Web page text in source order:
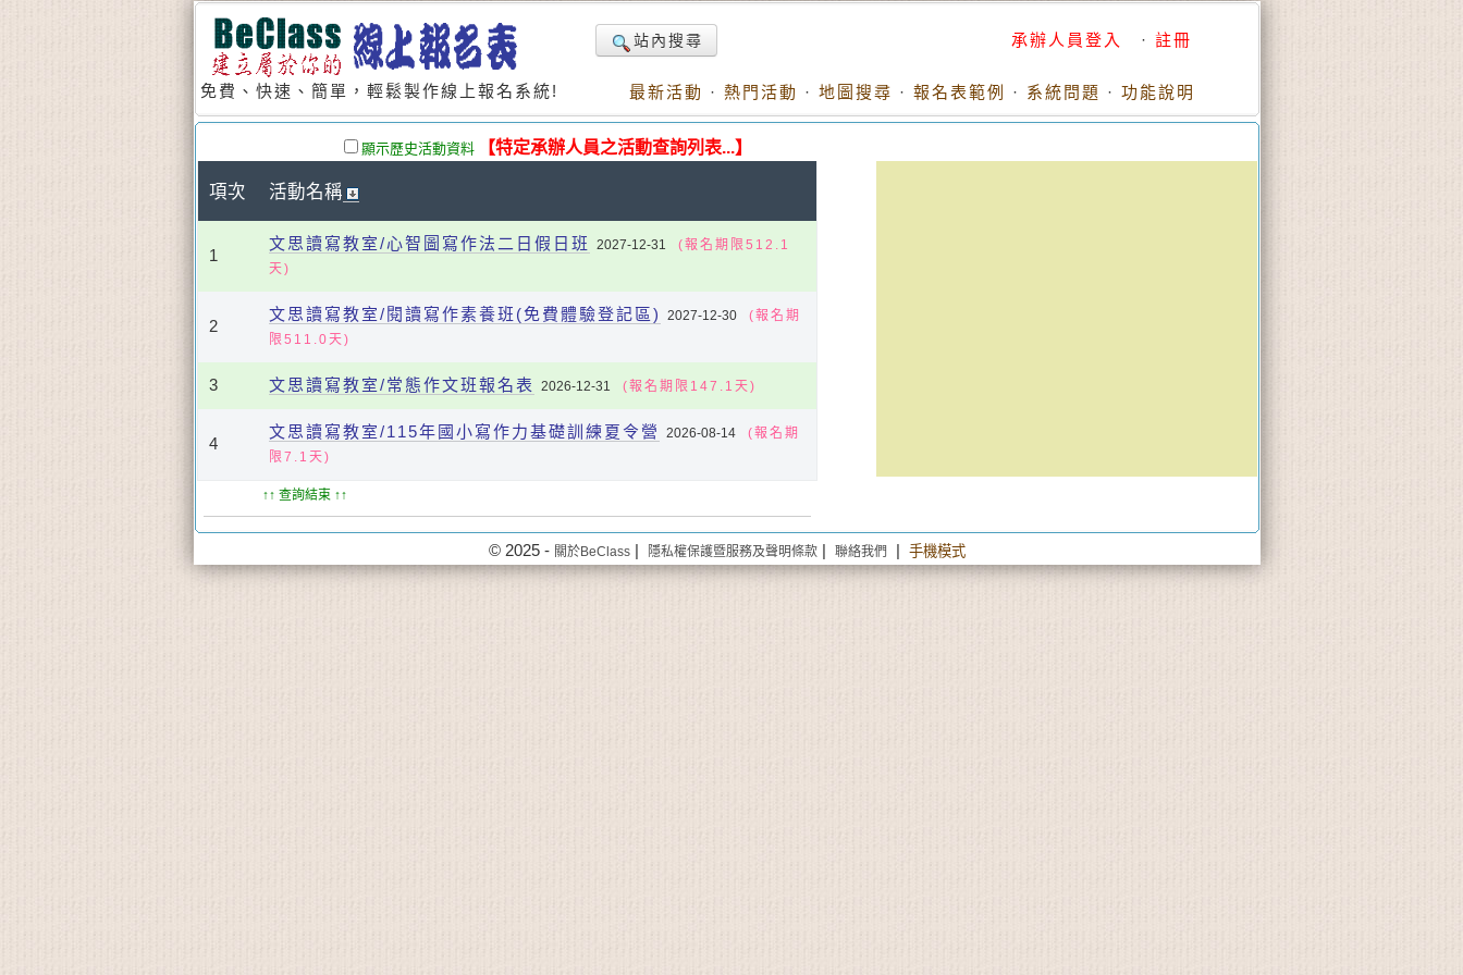
免費、快速、簡單，輕鬆製作線上報名系統!
站內搜尋 承辦人員登入 · 註冊
最新活動 · 熱門活動 · 地圖搜尋 · 報名表範例 · 系統問題 · 功能說明
顯示歷史活動資料 【特定承辦人員之活動查詢列表...】
項次 活動名稱
1
文思讀寫教室/心智圖寫作法二日假日班 2027-12-31
(報名期限512.1
天)
2
文思讀寫教室/閱讀寫作素養班(免費體驗登記區) 2027-12-30
(報名期
限511.0天)
3 文思讀寫教室/常態作文班報名表 2026-12-31 (報名期限147.1天)
4
文思讀寫教室/115年國小寫作力基礎訓練夏令營 2026-08-14
(報名期
限7.1天)
↑↑ 查詢結束 ↑↑
© 2025 - 關於BeClass | 隱私權保護暨服務及聲明條款 | 聯絡我們 | 手機模式